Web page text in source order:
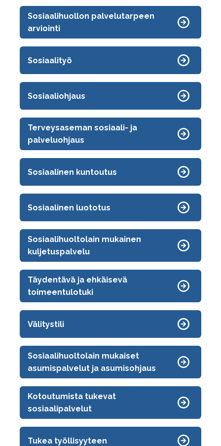
Sosiaalihuollon palvelutarpeen
arviointi
Sosiaalityö
Sosiaaliohjaus
Terveysaseman sosiaali- ja
palveluohjaus
Sosiaalinen kuntoutus
Sosiaalinen luototus
Sosiaalihuoltolain mukainen
kuljetuspalvelu
Täydentävä ja ehkäisevä
toimeentulotuki
Välitystili
Sosiaalihuoltolain mukaiset
asumispalvelut ja asumisohjaus
Kotoutumista tukevat
sosiaalipalvelut
Tukea työllisyyteen